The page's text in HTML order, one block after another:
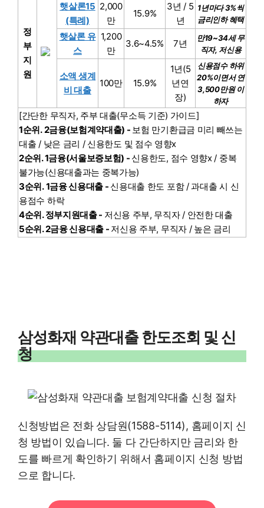
정
부
지
원
햇살론15
(특례)
2,000
만
15.9%
3년 / 5
년
1년마다 3%씩
금리인하 혜택
햇살론 유
스
1,200
만
3.6~4.5% 7년
만19~34세 무
직자, 저신용
소액 생계
비 대출
100만 15.9%
1년(5
년연
장)
신용점수 하위
20%이면서 연
3,500만원 이
하자
[간단한 무직자, 주부 대출(무소득 기준) 가이드]
1순위. 2금융(보험계약대출) - 보험 만기환급금 미리 빼쓰는
대출 / 낮은 금리 / 신용한도 및 점수 영향x
2순위. 1금융(서울보증보험) - 신용한도, 점수 영향x / 중복
불가능(신용대출과는 중복가능)
3순위. 1금융 신용대출 - 신용대출 한도 포함 / 과대출 시 신
용점수 하락
4순위. 정부지원대출 - 저신용 주부, 무직자 / 안전한 대출
5순위. 2금융 신용대출 - 저신용 주부, 무직자 / 높은 금리
삼성화재 약관대출 한도조회 및 신
청
신청방법은 전화 상담원(1588-5114), 홈페이지 신
청 방법이 있습니다. 둘 다 간단하지만 금리와 한
도를 빠르게 확인하기 위해서 홈페이지 신청 방법
으로 합니다.